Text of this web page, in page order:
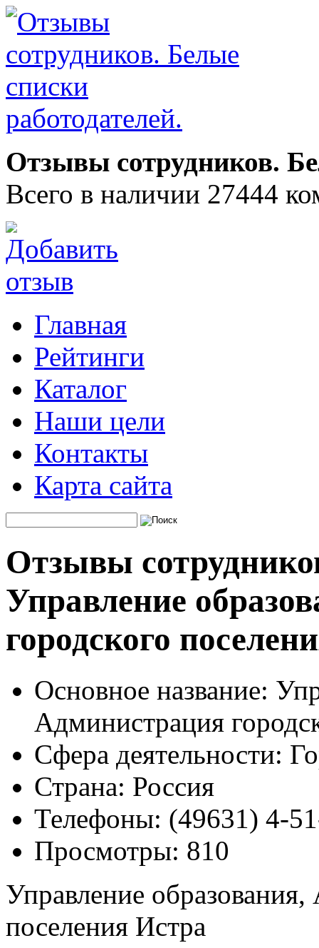
Отзывы сотрудников.
Всего в наличии 27444
Главная
Рейтинги
Каталог
Наши цели
Контакты
Карта сайта
Отзывы
Управление
городского
Основное название:
Администрация
Сфера деятельности:
Страна: Россия
Телефоны: (49631) 4-
Просмотры: 810
Управление
поселения Истра